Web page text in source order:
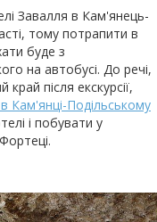
Завалля в Кам'янець-
тому потрапити в
буде з
на автобусі. До речі,
після екскурсії,
Кам'янці-Подільському
і побувати у